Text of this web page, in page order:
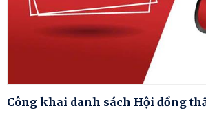
Công khai danh sách Hội đồng